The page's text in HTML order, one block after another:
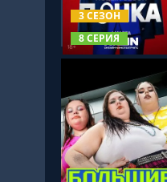
3 СЕЗОН
8 СЕРИЯ
СМОТРЕТЬ ОНЛАЙН